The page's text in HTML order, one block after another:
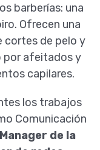
barberías: una
Ofrecen una
cortes de pelo y
por afeitados y
capilares.
los trabajos
Comunicación
de la